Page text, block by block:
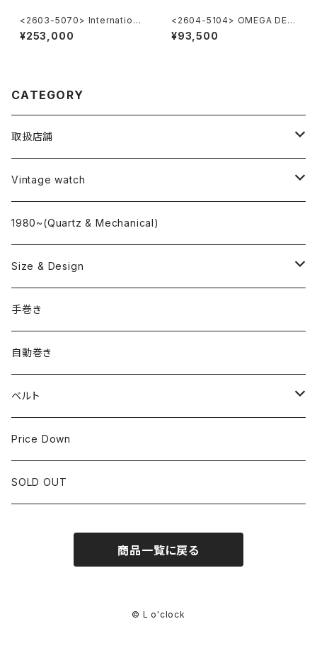
<2603-5070> Internationa
l Watch Co. R807A
¥253,000
<2604-5104> OMEGA DE V
ILLE
¥93,500
CATEGORY
取扱店舗
L o'clock
"delve"
Vintage watch
海外ブランド
OMEGA
ROLEX
国産ブランド
SEIKO
CITIZEN
1980~(Quartz & Mechanical)
Size & Design
~24.9mm
25mm~29.9mm
30mm~34.9mm
35mm~39.9mm
40mm~
手巻き
自動巻き
ベルト
HIRSCHベルト
SSブレスレット
Price Down
SOLD OUT
商品一覧に戻る
© L o'clock